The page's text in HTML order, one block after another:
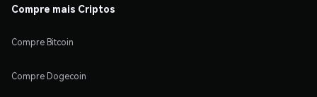
Compre mais Criptos
Compre Bitcoin
Compre Dogecoin